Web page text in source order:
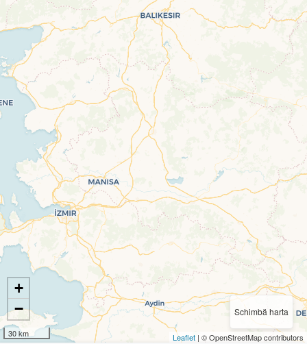
Schimbă harta
+
−
30 km Leaflet | © OpenStreetMap contributors